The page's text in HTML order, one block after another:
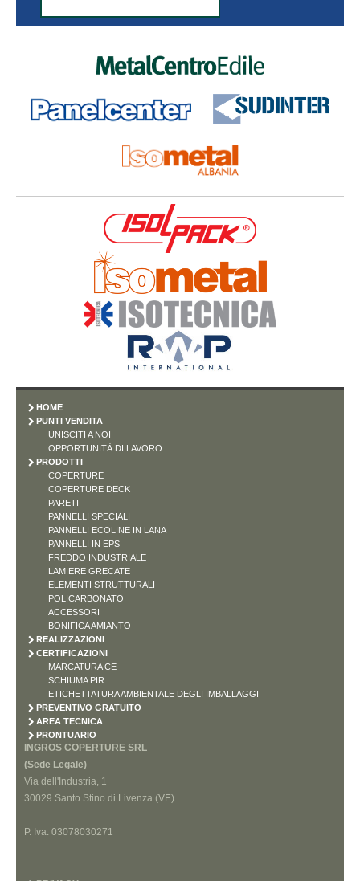
HOME
PUNTI VENDITA
UNISCITI A NOI
OPPORTUNITÀ DI LAVORO
PRODOTTI
COPERTURE
COPERTURE DECK
PARETI
PANNELLI SPECIALI
PANNELLI ECOLINE IN LANA
PANNELLI IN EPS
FREDDO INDUSTRIALE
LAMIERE GRECATE
ELEMENTI STRUTTURALI
POLICARBONATO
ACCESSORI
BONIFICA AMIANTO
REALIZZAZIONI
CERTIFICAZIONI
MARCATURA CE
SCHIUMA PIR
ETICHETTATURA AMBIENTALE DEGLI IMBALLAGGI
PREVENTIVO GRATUITO
AREA TECNICA
PRONTUARIO
INGROS COPERTURE SRL
(Sede Legale)
Via dell'Industria, 1
30029 Santo Stino di Livenza (VE)
P. Iva: 03078030271